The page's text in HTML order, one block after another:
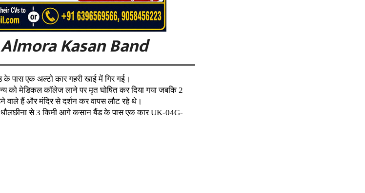
Kasan Band
के पास एक अल्टो कार गहरी खाई में गिर गई।
को मेडिकल कॉलेज लाने पर मृत घोषित कर दिया गया जबकि 2
वाले हैं और मंदिर से दर्शन कर वापस लौट रहे थे।
धौलछीना से 3 किमी आगे कसान बैंड के पास एक कार UK-04G-